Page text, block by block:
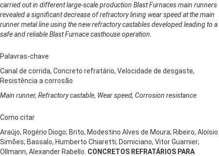
carried out in different large-scale production Blast Furnaces main runners
revealed a significant decrease of refractory lining wear speed at the main
runner metal line using the new refractory castables developed leading to a
safe and reliable Blast Furnace casthouse operation.
Palavras-chave
Canal de corrida, Concreto refratário, Velocidade de desgaste,
Resistência a corrosão
Main runner, Refractory castable, Wear speed, Corrosion resistance
Como citar
Araújo, Rogério Diogo; Brito, Modestino Alves de Moura; Ribeiro, Aloísio
Simões; Bassalo, Humberto Chiaretti; Domiciano, Vitor Guarnier;
Ollmann, Alexander Rabello. CONCRETOS REFRATÁRIOS PARA